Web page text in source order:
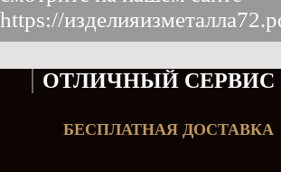
https://
ОТЛИЧНЫЙ СЕРВИС
БЕСПЛАТНАЯ ДОСТАВКА